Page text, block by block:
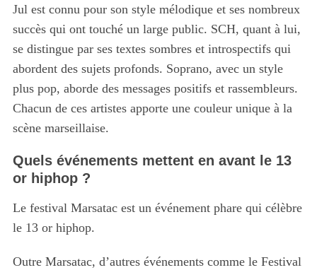
Jul est connu pour son style mélodique et ses nombreux
succès qui ont touché un large public. SCH, quant à lui,
se distingue par ses textes sombres et introspectifs qui
abordent des sujets profonds. Soprano, avec un style
plus pop, aborde des messages positifs et rassembleurs.
Chacun de ces artistes apporte une couleur unique à la
scène marseillaise.
Quels événements mettent en avant le 13
or hiphop ?
Le festival Marsatac est un événement phare qui célèbre
le 13 or hiphop.
Outre Marsatac, d’autres événements comme le Festival
: